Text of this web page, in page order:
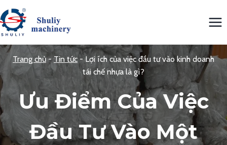
Skip
to
content
Trang chủ-Tin tức -Lợi ích của việc đầu tư vào kinh doanh
tái chế nhựa là gì?
Ưu Điểm Của Việc
Đầu Tư Vào Một